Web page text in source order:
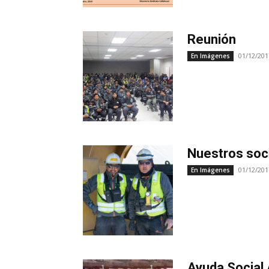
Reunión
En Imágenes 01/12/
Nuestros
En Imágenes 01/12/